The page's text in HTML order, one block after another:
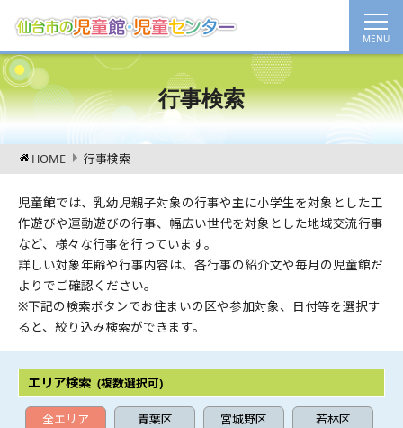
行事検索
HOME 行事検索
児童館では、乳幼児親子対象の行事や主に小学生を対象とした工
作遊びや運動遊びの行事、幅広い世代を対象とした地域交流行事
など、様々な行事を行っています。
詳しい対象年齢や行事内容は、各行事の紹介文や毎月の児童館だ
よりでご確認ください。
※下記の検索ボタンでお住まいの区や参加対象、日付等を選択す
ると、絞り込み検索ができます。
エリア検索 (複数選択可)
全エリア 青葉区 宮城野区 若林区